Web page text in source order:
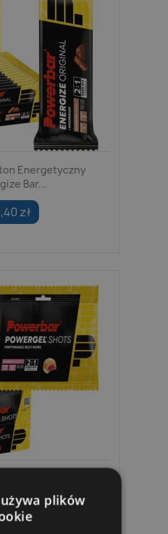
Energetyczny
Bar...
zł
Shots 60g...
zł
plików